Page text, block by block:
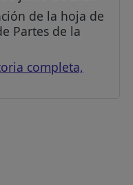
de la hoja de
Partes de la
completa,